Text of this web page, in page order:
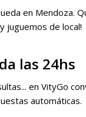
en Mendoza.
juguemos de local!
las 24hs
en VityGo
automáticas.